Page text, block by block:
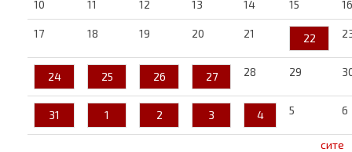
10 11 12 13 14 15 16
17 18 19 20 21 22
24 25 26 27 28 29
31 1 2 3 4 5 6
сите